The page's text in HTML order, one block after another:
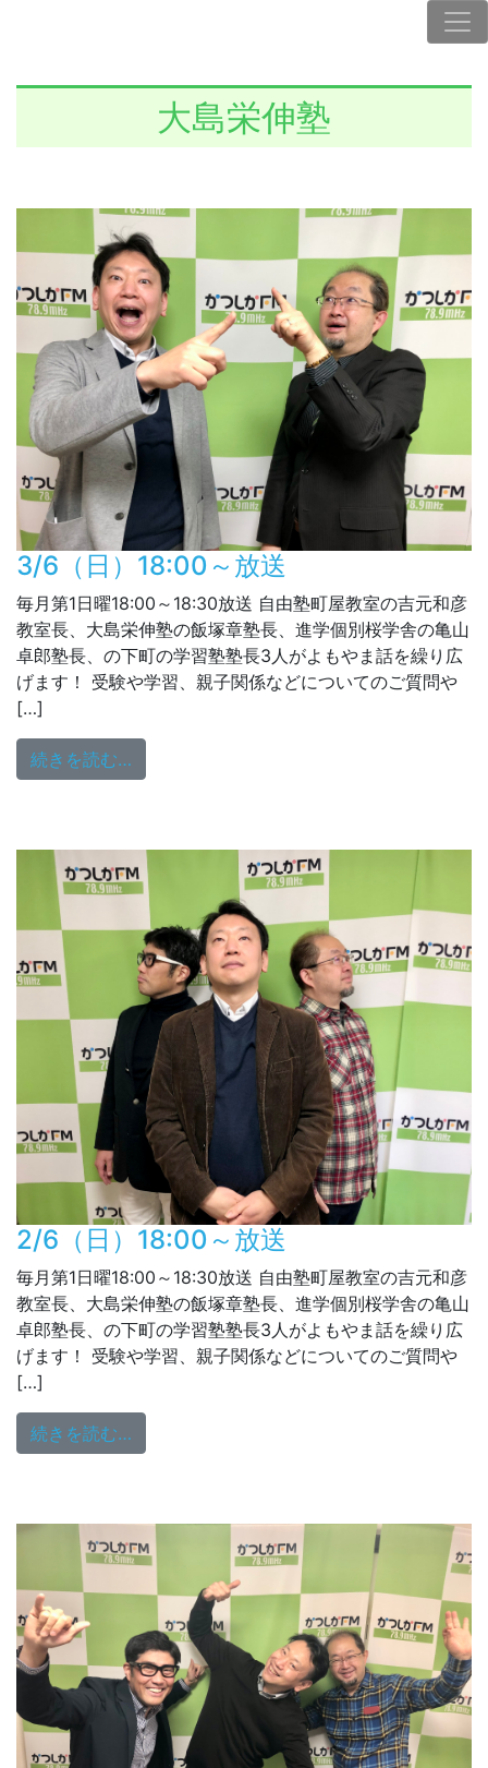
大島栄伸塾
3/6（日）18:00～放送
毎月第1日曜18:00～18:30放送 自由塾町屋教室の吉元和彦
教室長、大島栄伸塾の飯塚章塾長、進学個別桜学舎の亀山
卓郎塾長、の下町の学習塾塾長3人がよもやま話を繰り広
げます！ 受験や学習、親子関係などについてのご質問や
[…]
続きを読む…
2/6（日）18:00～放送
毎月第1日曜18:00～18:30放送 自由塾町屋教室の吉元和彦
教室長、大島栄伸塾の飯塚章塾長、進学個別桜学舎の亀山
卓郎塾長、の下町の学習塾塾長3人がよもやま話を繰り広
げます！ 受験や学習、親子関係などについてのご質問や
[…]
続きを読む…